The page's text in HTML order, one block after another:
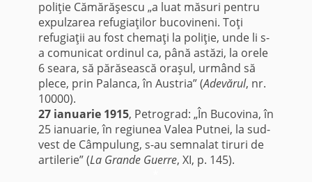
poliţie Cămărăşescu „a luat măsuri pentru
expulzarea refugiaţilor bucovineni. Toţi
refugiaţii au fost chemaţi la poliţie, unde li s-
a comunicat ordinul ca, până astăzi, la orele
6 seara, să părăsească oraşul, urmând să
plece, prin Palanca, în Austria” (Adevărul, nr.
10000).
27 ianuarie 1915, Petrograd: „În Bucovina, în
25 ianuarie, în regiunea Valea Putnei, la sud-
vest de Câmpulung, s-au semnalat tiruri de
artilerie” (La Grande Guerre, XI, p. 145).